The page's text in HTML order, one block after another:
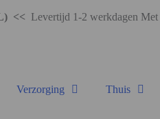
<< Levertijd 1-2 werkdagen
Verzorging Thuis